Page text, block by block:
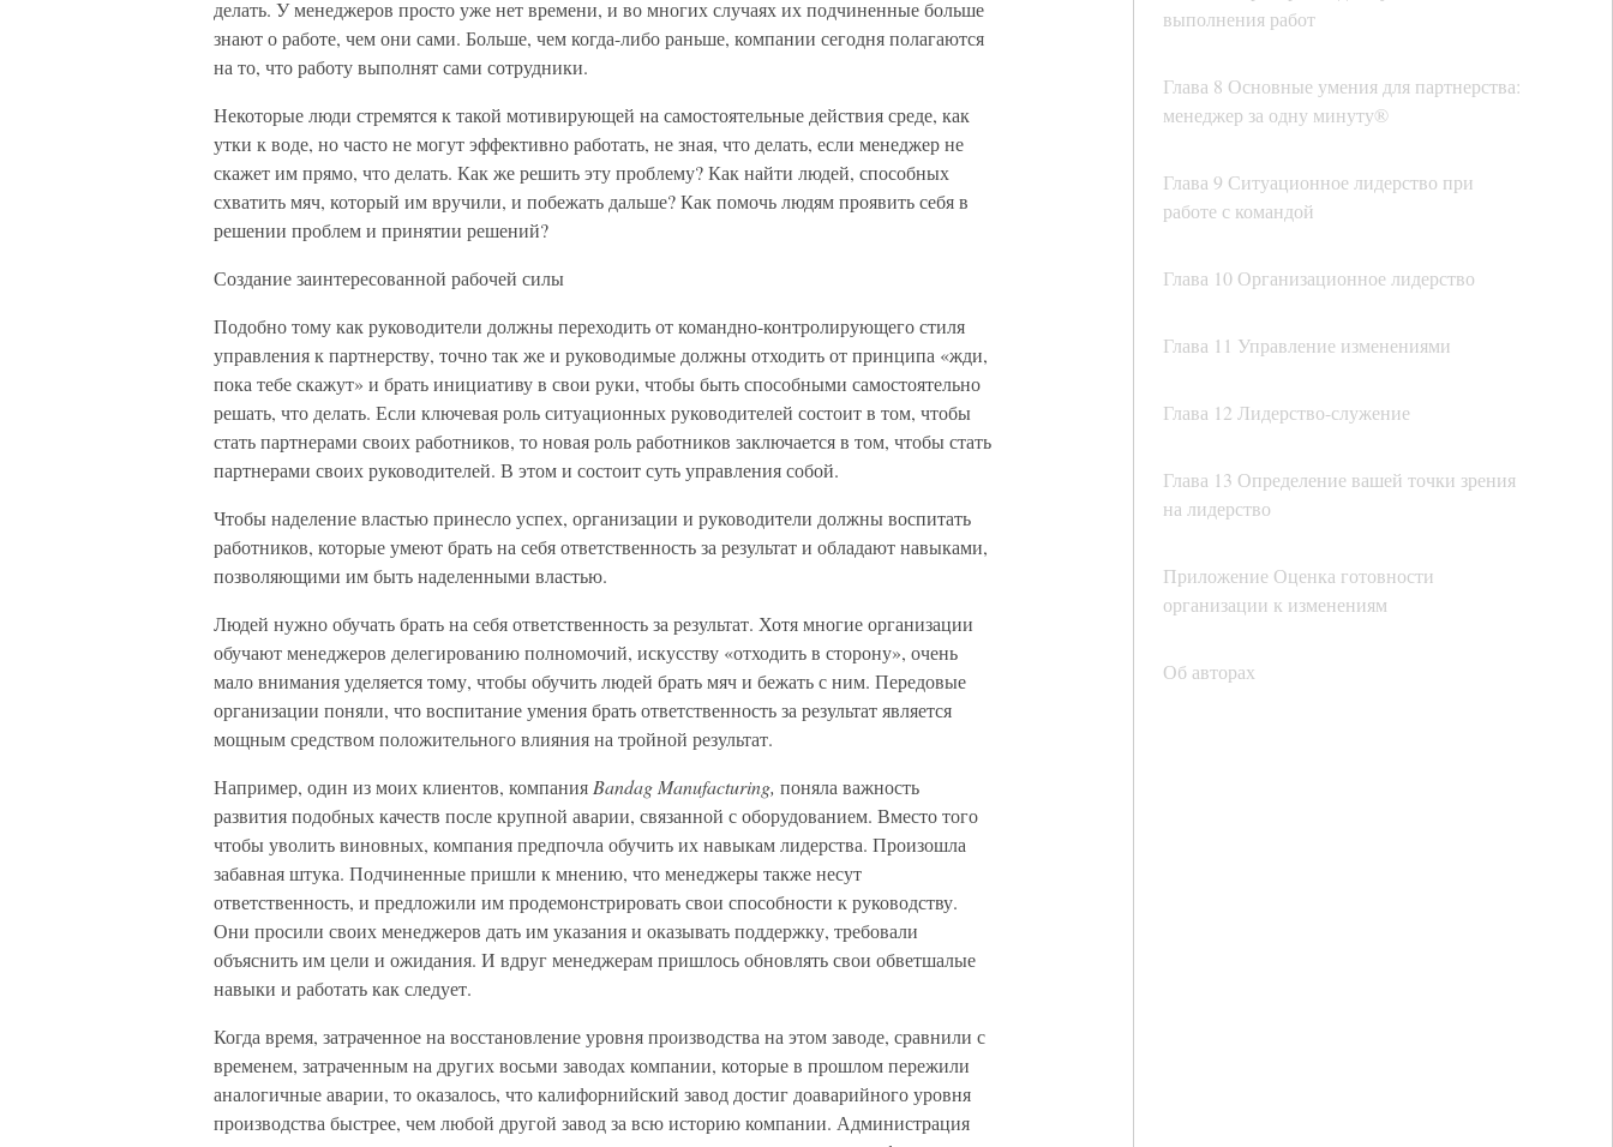
выполнения работ
Глава 8 Основные умения для партнерства:
менеджер за одну минуту®
Глава 9 Ситуационное лидерство при
работе с командой
Глава 10 Организационное лидерство
Глава 11 Управление изменениями
Глава 12 Лидерство-служение
Глава 13 Определение вашей точки зрения
на лидерство
Приложение Оценка готовности
организации к изменениям
Об авторах
делать. У менеджеров просто уже нет времени, и во многих случаях их подчиненные больше
знают о работе, чем они сами. Больше, чем когда-либо раньше, компании сегодня полагаются
на то, что работу выполнят сами сотрудники.
Некоторые люди стремятся к такой мотивирующей на самостоятельные действия среде, как
утки к воде, но часто не могут эффективно работать, не зная, что делать, если менеджер не
скажет им прямо, что делать. Как же решить эту проблему? Как найти людей, способных
схватить мяч, который им вручили, и побежать дальше? Как помочь людям проявить себя в
решении проблем и принятии решений?
Создание заинтересованной рабочей силы
Подобно тому как руководители должны переходить от командно-контролирующего стиля
управления к партнерству, точно так же и руководимые должны отходить от принципа «жди,
пока тебе скажут» и брать инициативу в свои руки, чтобы быть способными самостоятельно
решать, что делать. Если ключевая роль ситуационных руководителей состоит в том, чтобы
стать партнерами своих работников, то новая роль работников заключается в том, чтобы стать
партнерами своих руководителей. В этом и состоит суть управления собой.
Чтобы наделение властью принесло успех, организации и руководители должны воспитать
работников, которые умеют брать на себя ответственность за результат и обладают навыками,
позволяющими им быть наделенными властью.
Людей нужно обучать брать на себя ответственность за результат. Хотя многие организации
обучают менеджеров делегированию полномочий, искусству «отходить в сторону», очень
мало внимания уделяется тому, чтобы обучить людей брать мяч и бежать с ним. Передовые
организации поняли, что воспитание умения брать ответственность за результат является
мощным средством положительного влияния на тройной результат.
Например, один из моих клиентов, компания Bandag Manufacturing, поняла важность
развития подобных качеств после крупной аварии, связанной с оборудованием. Вместо того
чтобы уволить виновных, компания предпочла обучить их навыкам лидерства. Произошла
забавная штука. Подчиненные пришли к мнению, что менеджеры также несут
ответственность, и предложили им продемонстрировать свои способности к руководству.
Они просили своих менеджеров дать им указания и оказывать поддержку, требовали
объяснить им цели и ожидания. И вдруг менеджерам пришлось обновлять свои обветшалые
навыки и работать как следует.
Когда время, затраченное на восстановление уровня производства на этом заводе, сравнили с
временем, затраченным на других восьми заводах компании, которые в прошлом пережили
аналогичные аварии, то оказалось, что калифорнийский завод достиг доаварийного уровня
производства быстрее, чем любой другой завод за всю историю компании. Администрация